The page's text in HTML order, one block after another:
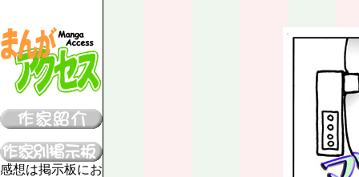
感想は掲示板にお